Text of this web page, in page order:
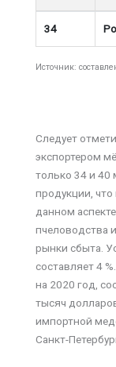
34
Источник:
Следует
экспортером
только 34 и 40
продукции,
данном
пчеловодства
рынки сбыта.
составляет 4
на 2020 год,
тысяч
импортной
Санкт-